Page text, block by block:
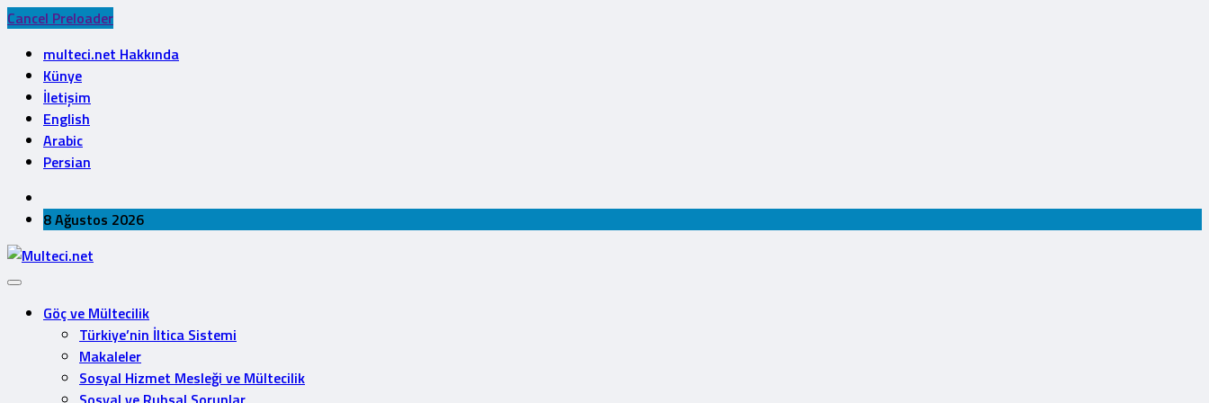
Cancel Preloader
multeci.net Hakkında
Künye
İletişim
English
Arabic
Persian
8 Ağustos 2026
Göç ve Mültecilik
Türkiye’nin İltica Sistemi
Makaleler
Sosyal Hizmet Mesleği ve Mültecilik